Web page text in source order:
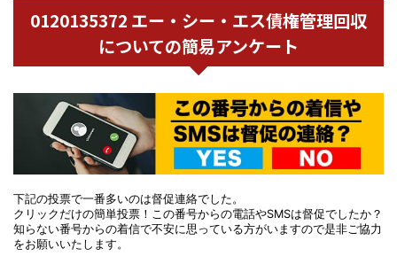
0120135372 エー・シー・エス債権管理回収
についての簡易アンケート
下記の投票で一番多いのは督促連絡でした。
クリックだけの簡単投票！この番号からの電話やSMSは督促でしたか？
知らない番号からの着信で不安に思っている方がいますので是非ご協力
をお願いいたします。